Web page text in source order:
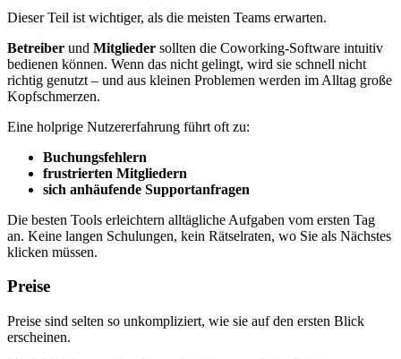
Dieser Teil ist wichtiger, als die meisten Teams erwarten.
Betreiber und Mitglieder sollten die Coworking-Software intuitiv
bedienen können. Wenn das nicht gelingt, wird sie schnell nicht
richtig genutzt – und aus kleinen Problemen werden im Alltag große
Kopfschmerzen.
Eine holprige Nutzererfahrung führt oft zu:
Buchungsfehlern
frustrierten Mitgliedern
sich anhäufende Supportanfragen
Die besten Tools erleichtern alltägliche Aufgaben vom ersten Tag
an. Keine langen Schulungen, kein Rätselraten, wo Sie als Nächstes
klicken müssen.
Preise
Preise sind selten so unkompliziert, wie sie auf den ersten Blick
erscheinen.